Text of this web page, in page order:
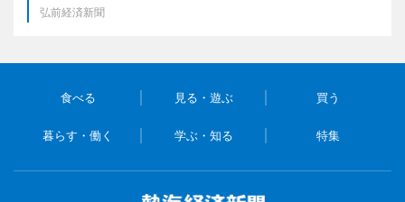
弘前経済新聞
食べる 見る・遊ぶ 買う
暮らす・働く 学ぶ・知る 特集